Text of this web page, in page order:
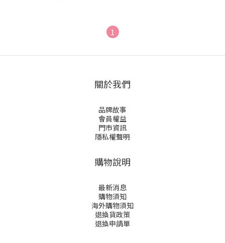
1
關於我們
品牌故事
會員權益
門市資訊
隱私權聲明
購物說明
最新消息
購物須知
海外購物須知
退換貨政策
退換申請單